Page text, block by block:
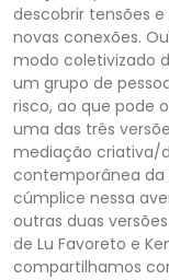
descobrir tensões
novas conexões.
modo coletivizado
um grupo de
risco, ao que pode
uma das três
mediação criativa/
contemporânea da
cúmplice nessa
outras duas
de Lu Favoreto e
compartilhamos